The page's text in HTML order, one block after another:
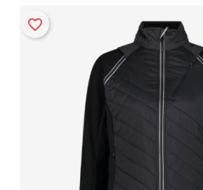
favorite_border